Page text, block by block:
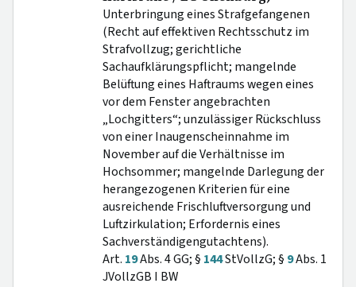
Unterbringung eines Strafgefangenen
(Recht auf effektiven Rechtsschutz im
Strafvollzug; gerichtliche
Sachaufklärungspflicht; mangelnde
Belüftung eines Haftraums wegen eines
vor dem Fenster angebrachten
„Lochgitters“; unzulässiger Rückschluss
von einer Inaugenscheinnahme im
November auf die Verhältnisse im
Hochsommer; mangelnde Darlegung der
herangezogenen Kriterien für eine
ausreichende Frischluftversorgung und
Luftzirkulation; Erfordernis eines
Sachverständigengutachtens).
Art. 19Abs. 4 GG; § 144StVollzG; § 9Abs. 1
JVollzGB I BW